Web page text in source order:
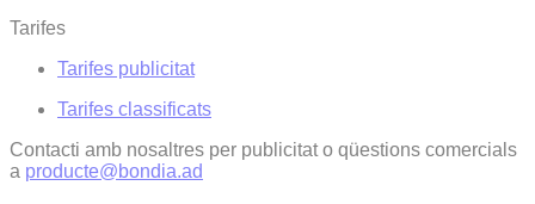
Tarifes
Tarifes publicitat
Tarifes classificats
Contacti amb nosaltres per publicitat o qüestions comercials
a producte@bondia.ad